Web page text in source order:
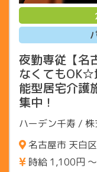
夜勤専従【名
なくてもOK☆
能型居宅介護
集中！
ハーデン千寿 /
名古屋市 天白区
時給 1,100円